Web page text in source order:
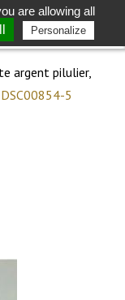
Toggle
search
argent pilulier,
DSC00854-5
are allowing all
Personalize